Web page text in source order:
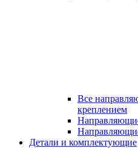
Все
креплением
Детали и комплектующие